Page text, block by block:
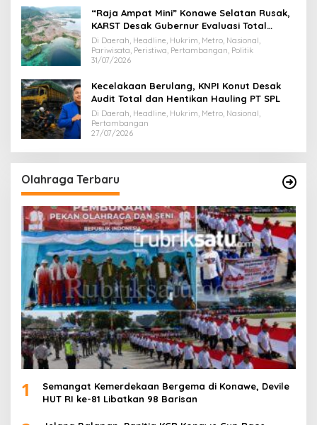
“Raja Ampat Mini” Konawe Selatan Rusak,
KARST Desak Gubernur Evaluasi Total
Dispar Sultra
Di Daerah, Headline, Hukrim, Metro, Nasional,
Pariwisata, Peristiwa, Pertambangan, Politik
31/07/2026
Kecelakaan Berulang, KNPI Konut Desak
Audit Total dan Hentikan Hauling PT SPL
Di Daerah, Headline, Hukrim, Metro, Nasional,
Pertambangan
27/07/2026
Olahraga Terbaru
1
Semangat Kemerdekaan Bergema di Konawe, Devile
HUT RI ke-81 Libatkan 98 Barisan